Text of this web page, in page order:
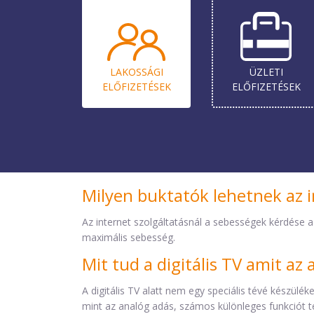
LAKOSSÁGI
ELŐ­FIZETÉSEK
ÜZLETI
ELŐ­FIZETÉSEK
Milyen buktatók lehetnek az
Az internet szolgáltatásnál a sebességek kérdése
maximális sebesség.
Mit tud a digitális TV amit az
A digitális TV alatt nem egy speciális tévé
mint az analóg adás, számos különleges funkciót